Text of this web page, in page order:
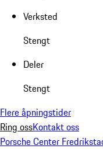
Verksted
Stengt
Deler
Stengt
Flere åpningstider
Ring ossKontakt oss
Porsche Center